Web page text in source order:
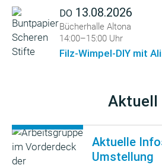
DO 13.08.2026
Bücherhalle Altona
14:00–15:00 Uhr
Filz-Wimpel-DIY mit
Aktuell
Aktuelle
Umstellung